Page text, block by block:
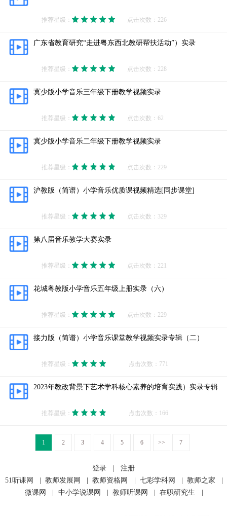
推荐星级： 点击次数：226
广东省教育研究“走进粤东西北教研帮扶活动”）实录
推荐星级： 点击次数：228
冀少版小学音乐三年级下册教学视频实录
推荐星级： 点击次数：62
冀少版小学音乐二年级下册教学视频实录
推荐星级： 点击次数：229
沪教版（简谱）小学音乐优质课视频精选[同步课堂]
推荐星级： 点击次数：329
第八届音乐教学大赛实录
推荐星级： 点击次数：221
花城粤教版小学音乐五年级上册实录（六）
推荐星级： 点击次数：229
接力版（简谱）小学音乐课堂教学视频实录专辑（二）
推荐星级： 点击次数：771
2023年教改背景下艺术学科核心素养的培育实践）实录专辑
推荐星级： 点击次数：166
1 2 3 4 5 6 >> 7
登录
注册
51听课网
教师发展网 教师资格网 七彩学科网 教师之家
微课网
中小学说课网 教师听课网 在职研究生